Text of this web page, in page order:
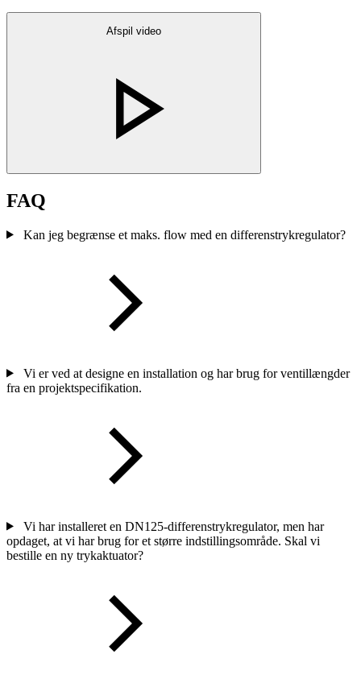
Afspil video
FAQ
Kan jeg begrænse et maks. flow med en differenstrykregulator?
Vi er ved at designe en installation og har brug for ventillængder
fra en projektspecifikation.
Vi har installeret en DN125-differenstrykregulator, men har
opdaget, at vi har brug for et større indstillingsområde. Skal vi
bestille en ny trykaktuator?